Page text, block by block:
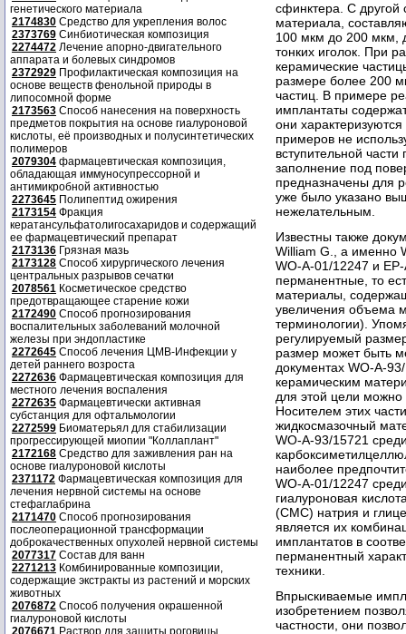
генетического материала
2174830 Средство для укрепления волос
2373769 Синбиотическая композиция
2274472 Лечение апорно-двигательного
аппарата и болевых синдромов
2372929 Профилактическая композиция на
основе веществ фенольной природы в
липосомной форме
2173563 Способ нанесения на поверхность
предметов покрытия на основе гиалуроновой
кислоты, её производных и полусинтетических
полимеров
2079304 фармацевтическая композиция,
обладающая иммуносупрессорной и
антимикробной активностью
2273645 Полипептид ожирения
2173154 Фракция
кератансульфатолигосахаридов и содержащий
ее фармацевтический препарат
2173136 Грязная мазь
2173128 Способ хирургического лечения
центральных разрывов сечатки
2078561 Косметическое средство
предотвращающее старение кожи
2172490 Способ прогнозирования
воспалительных заболеваний молочной
железы при эндопластике
2272645 Способ лечения ЦМВ-Инфекции у
детей раннего возроста
2272636 Фармацевтическая композиция для
местного лечения воспаления
2272635 Фармацевтически активная
субстанция для офтальмологии
2272599 Биоматерьял для стабилизации
прогрессирующей миопии "Коллаплант"
2172168 Средство для заживления ран на
основе гиалуроновой кислоты
2371172 Фармацевтическая композиция для
лечения нервной системы на основе
стефаглабрина
2171470 Способ прогнозирования
послеоперационной трансформации
доброкачественных опухолей нервной системы
2077317 Состав для ванн
2271213 Комбинированные композиции,
содержащие экстракты из растений и морских
животных
2076872 Способ получения окрашенной
гиалуроновой кислоты
2076671 Раствор для защиты роговицы
сфинктера. С другой
материала,
100 мкм до 200 мкм,
тонких иголок. При
керамические
размере более 200
частиц. В примере
имплантаты
они
примеров не
вступительной части
заполнение под
предназначены для
уже было указано
нежелательным.
Известны также
William G., a именно
WO-A-01/12247 и
перманентные, то
материалы,
увеличения объема
терминологии).
регулируемый
размер может быть
документах WO-A-
керамическим
для этой цели можно
Носителем этих
жидкосмазочный
WO-A-93/15721
наиболее
WO-A-01/12247
гиалуроновая
(CMC) натрия и
является их
имплантатов в
перманентный
техники.
Впрыскиваемые
изобретением
частности, они